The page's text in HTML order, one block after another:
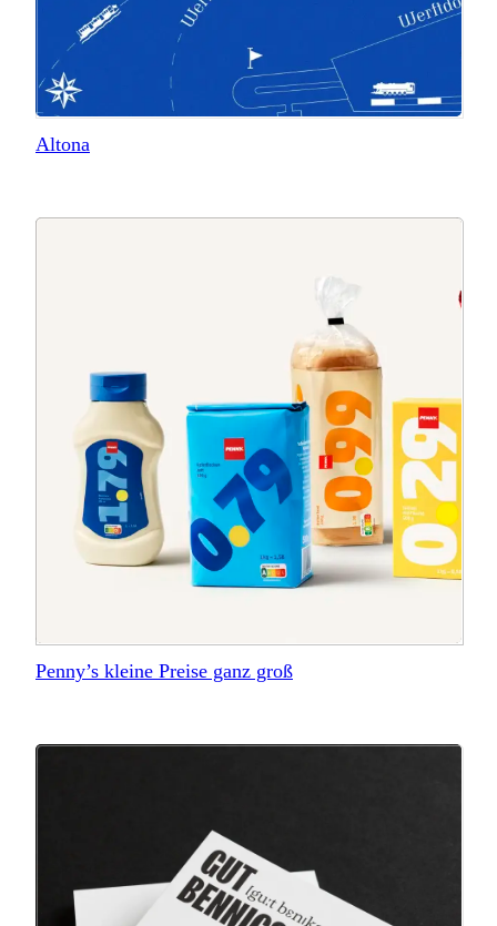
Altona
Penny’s kleine Preise ganz groß